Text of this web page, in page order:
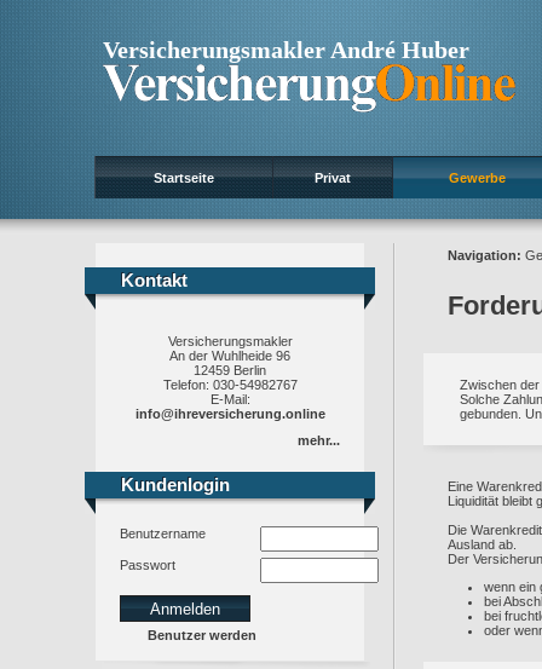
Versicherungsmakler André Huber
Startseite Privat Gewerbe
Kontakt
Kontakt
Versicherungsmakler
An der Wuhlheide 96
12459 Berlin
Telefon: 030-54982767
E-Mail:
info@ihreversicherung.online
mehr...
Kundenlogin
Kundenlogin
Benutzername
Passwort
Benutzer werden
Navigation:
Zwischen der
Solche
gebunden.
Eine
Liquidität bleibt
Die
Ausland ab.
Der
wenn ein
bei
bei
oder